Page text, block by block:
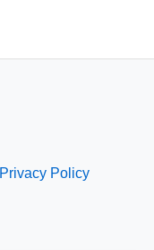
Privacy Policy